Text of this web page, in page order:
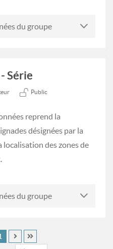
du groupe
Série
Public
reprend la
désignées par la
localisation des zones de
du groupe